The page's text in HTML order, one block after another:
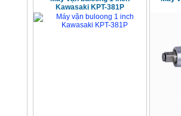
Kawasaki KPT-381P